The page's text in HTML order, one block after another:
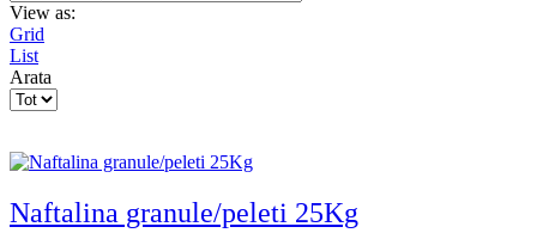
View as:
Grid
List
Arata
Products
Naftalina granule/peleti 25Kg